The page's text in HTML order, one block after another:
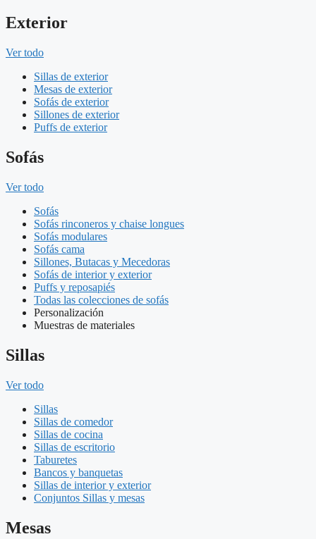
Exterior
Ver todo
Sillas de exterior
Mesas de exterior
Sofás de exterior
Sillones de exterior
Puffs de exterior
Sofás
Ver todo
Sofás
Sofás rinconeros y chaise longues
Sofás modulares
Sofás cama
Sillones, Butacas y Mecedoras
Sofás de interior y exterior
Puffs y reposapiés
Todas las colecciones de sofás
Personalización
Muestras de materiales
Sillas
Ver todo
Sillas
Sillas de comedor
Sillas de cocina
Sillas de escritorio
Taburetes
Bancos y banquetas
Sillas de interior y exterior
Conjuntos Sillas y mesas
Mesas